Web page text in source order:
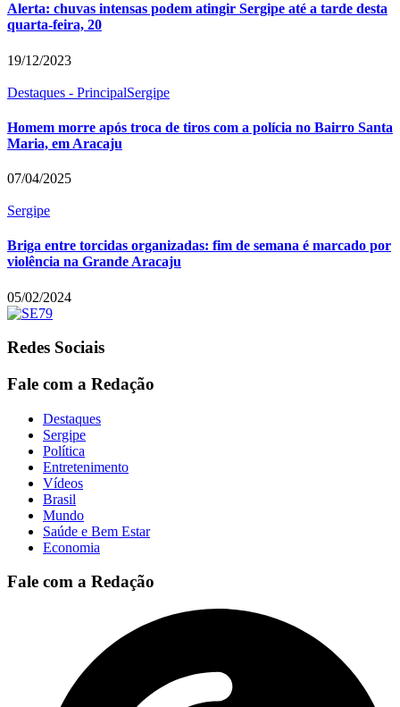
Alerta: chuvas intensas podem atingir Sergipe até a tarde desta
quarta-feira, 20
19/12/2023
Destaques - PrincipalSergipe
Homem morre após troca de tiros com a polícia no Bairro Santa
Maria, em Aracaju
07/04/2025
Sergipe
Briga entre torcidas organizadas: fim de semana é marcado por
violência na Grande Aracaju
05/02/2024
Redes Sociais
Fale com a Redação
Destaques
Sergipe
Política
Entretenimento
Vídeos
Brasil
Mundo
Saúde e Bem Estar
Economia
Fale com a Redação